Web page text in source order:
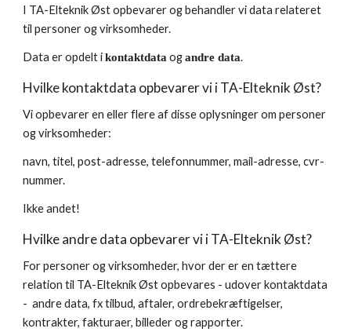
I TA-Elteknik Øst opbevarer og behandler vi data relateret
til personer og virksomheder.
Data er opdelt i kontaktdata og andre data.
Hvilke kontaktdata opbevarer vi i TA-Elteknik Øst?
Vi opbevarer en eller flere af disse oplysninger om personer
og virksomheder:
navn, titel, post-adresse, telefonnummer, mail-adresse, cvr-
nummer.
Ikke andet!
Hvilke andre data opbevarer vi i TA-Elteknik Øst?
For personer og virksomheder, hvor der er en tættere
relation til TA-Elteknik Øst opbevares - udover kontaktdata
-  andre data, fx tilbud, aftaler, ordrebekræftigelser,
kontrakter, fakturaer, billeder og rapporter.